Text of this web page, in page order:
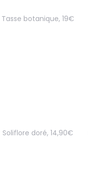
Tasse botanique, 19€
Soliflore doré, 14,90€